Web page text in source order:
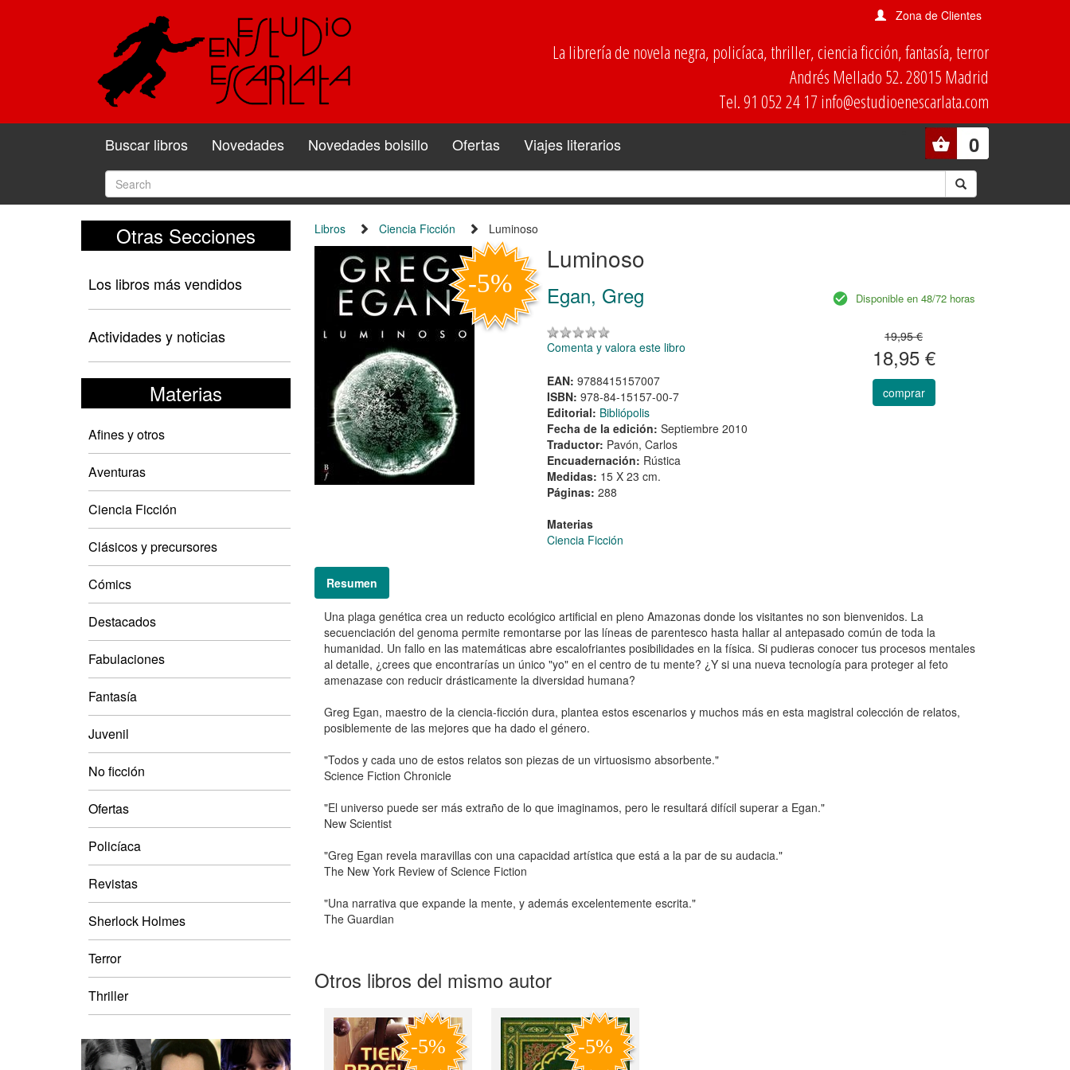
Zona de Clientes
La librería de novela negra, policíaca, thriller, ciencia ficción, fantasía, terror
Andrés Mellado 52. 28015 Madrid
Tel. 91 052 24 17 info@estudioenescarlata.com
0
Buscar libros Novedades Novedades bolsillo Ofertas Viajes literarios
Otras Secciones
Los libros más vendidos
Actividades y noticias
Materias
Afines y otros
Aventuras
Ciencia Ficción
Clásicos y precursores
Cómics
Destacados
Fabulaciones
Fantasía
Juvenil
No ficción
Ofertas
Policíaca
Revistas
Sherlock Holmes
Terror
Thriller
Libros Ciencia Ficción Luminoso
Luminoso
Egan, Greg
Comenta y valora este libro
EAN: 9788415157007
ISBN: 978-84-15157-00-7
Editorial: Bibliópolis
Fecha de la edición: Septiembre 2010
Traductor: Pavón, Carlos
Encuadernación: Rústica
Medidas: 15 X 23 cm.
Páginas: 288
Materias
Ciencia Ficción
Disponible en 48/72 horas
19,95 €
18,95 €
comprar
Resumen
Una plaga genética crea un reducto ecológico artificial en pleno Amazonas donde los visitantes no son bienvenidos. La
secuenciación del genoma permite remontarse por las líneas de parentesco hasta hallar al antepasado común de toda la
humanidad. Un fallo en las matemáticas abre escalofriantes posibilidades en la física. Si pudieras conocer tus procesos mentales
al detalle, ¿crees que encontrarías un único "yo" en el centro de tu mente? ¿Y si una nueva tecnología para proteger al feto
amenazase con reducir drásticamente la diversidad humana?
Greg Egan, maestro de la ciencia-ficción dura, plantea estos escenarios y muchos más en esta magistral colección de relatos,
posiblemente de las mejores que ha dado el género.
"Todos y cada uno de estos relatos son piezas de un virtuosismo absorbente."
Science Fiction Chronicle
"El universo puede ser más extraño de lo que imaginamos, pero le resultará difícil superar a Egan."
New Scientist
"Greg Egan revela maravillas con una capacidad artística que está a la par de su audacia."
The New York Review of Science Fiction
"Una narrativa que expande la mente, y además excelentemente escrita."
The Guardian
Otros libros del mismo autor